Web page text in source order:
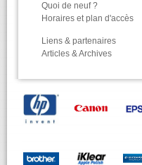
Quoi de neuf ?
Horaires et plan d'accès
Liens & partenaires
Articles & Archives